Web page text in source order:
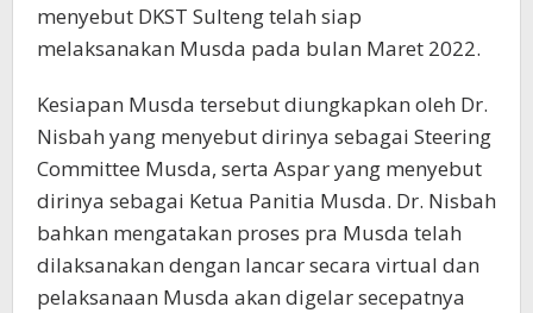
menyebut DKST Sulteng telah siap
melaksanakan Musda pada bulan Maret 2022.
Kesiapan Musda tersebut diungkapkan oleh Dr.
Nisbah yang menyebut dirinya sebagai Steering
Committee Musda, serta Aspar yang menyebut
dirinya sebagai Ketua Panitia Musda. Dr. Nisbah
bahkan mengatakan proses pra Musda telah
dilaksanakan dengan lancar secara virtual dan
pelaksanaan Musda akan digelar secepatnya